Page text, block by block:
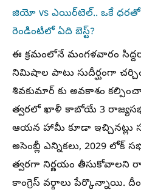
జియో vs ఎయిర్‌టెల్.. ఒకే ధరతో
రెండింటిలో ఏది బెస్ట్?
ఈ క్రమంలోనే మంగళవారం
నిమిషాల పాటు సుదీర్ఘంగా
శివకుమార్ కు అవకాశం
త్వరలో ఖాళీ కాబోయే 3 రాజ్యసభ
ఆయన హామీ కూడా ఇచ్చినట్లు
అసెంబ్లీ ఎన్నికలు, 2029 లోక్
త్వరగా నిర్ణయం తీసుకోవాలని
కాంగ్రెస్ వర్గాలు పేర్కొన్నాయి.